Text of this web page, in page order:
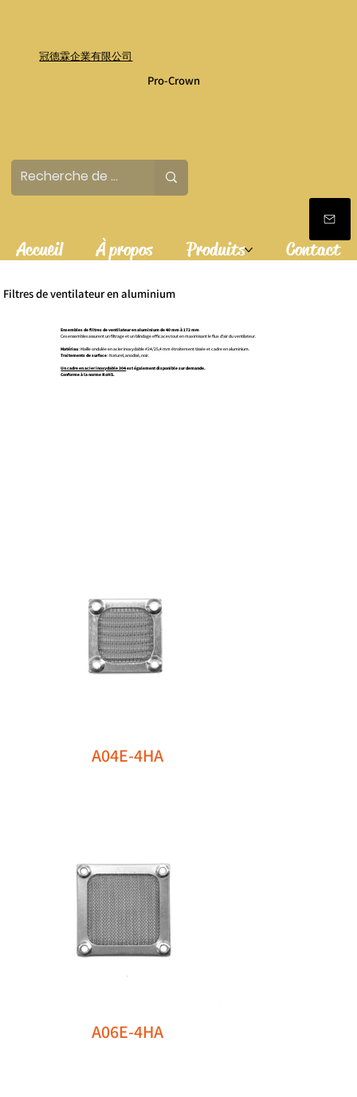
冠德霖企業有限公司
Pro-Crown
Accueil À propos Produits Contact
A04E-4HA
A06E-4HA
Filtres de ventilateur en aluminium
Ensembles de filtres de ventilateur en aluminium de 40 mm à 172 mm
Ces ensembles assurent un filtrage et un blindage efficaces tout en maximisant le flux d'air du ventilateur.
Matériau: Maille ondulée en acier inoxydable #24/25,4 mm étroitement tissée et cadre en aluminium.
Traitements de surface: Naturel, anodisé, noir.
Un cadre en acier inoxydable 304est également disponible sur demande.
Conforme à la norme RoHS.